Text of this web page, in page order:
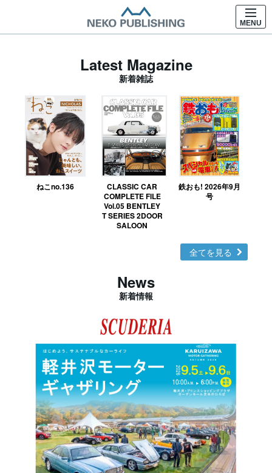
MENU
Latest Magazine
新着雑誌
ねこno.136
CLASSIC CAR
COMPLETE FILE
Vol.05 BENTLEY
T SERIES 2DOOR
SALOON
鉄おも! 2026年9月
号
全てを見る
News
新着情報